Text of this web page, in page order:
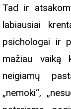
Tad ir
labiausiai
psichologai ir
mažiau vaiką
neigiamų
„nemoki“,